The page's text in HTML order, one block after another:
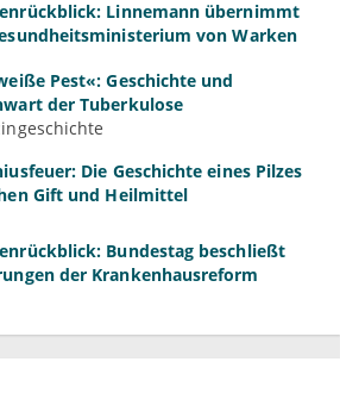
Linnemann übernimmt
von Warken
Pest«: Geschichte und
der Tuberkulose
Die Geschichte eines Pilzes
Gift und Heilmittel
Bundestag beschließt
der Krankenhausreform